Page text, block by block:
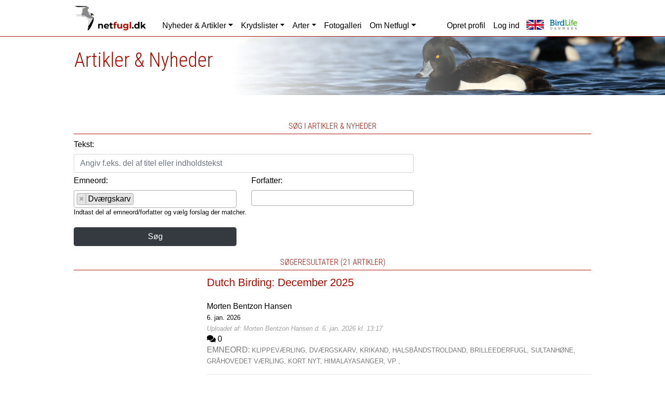
Nyheder & Artikler Krydslister Arter Fotogalleri Om Netfugl Opret profil Log ind
Artikler & Nyheder
SØG I ARTIKLER & NYHEDER
Tekst:
Emneord:
× Dværgskarv
Forfatter:
Indtast del af emneord/forfatter og vælg forslag der matcher.
Søg
SØGERESULTATER (21 ARTIKLER)
Dutch Birding: December 2025
Morten Bentzon Hansen
6. jan. 2026
Uploadet af: Morten Bentzon Hansen d. 6. jan. 2026 kl. 13:17
0
EMNEORD: KLIPPEVÆRLING, DVÆRGSKARV, KRIKAND, HALSBÅNDSTROLDAND, BRILLEEDERFUGL, SULTANHØNE,
GRÅHOVEDET VÆRLING, KORT NYT, HIMALAYASANGER,VP ,